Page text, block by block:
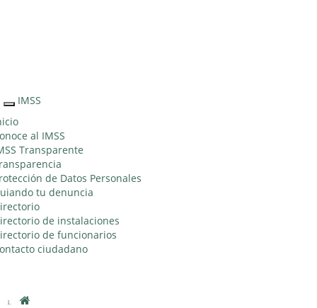
Interruptor
de
Navegación
IMSS
al IMSS
Transparente
de Datos Personales
tu denuncia
de instalaciones
de funcionarios
ciudadano